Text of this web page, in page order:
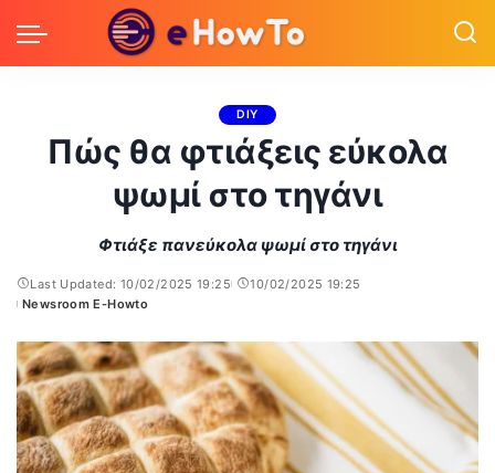
DIY
Πώς θα φτιάξεις εύκολα
ψωμί στο τηγάνι
Φτιάξε πανεύκολα ψωμί στο τηγάνι
Last Updated: 10/02/2025 19:25
10/02/2025 19:25
Posted
Newsroom E-Howto